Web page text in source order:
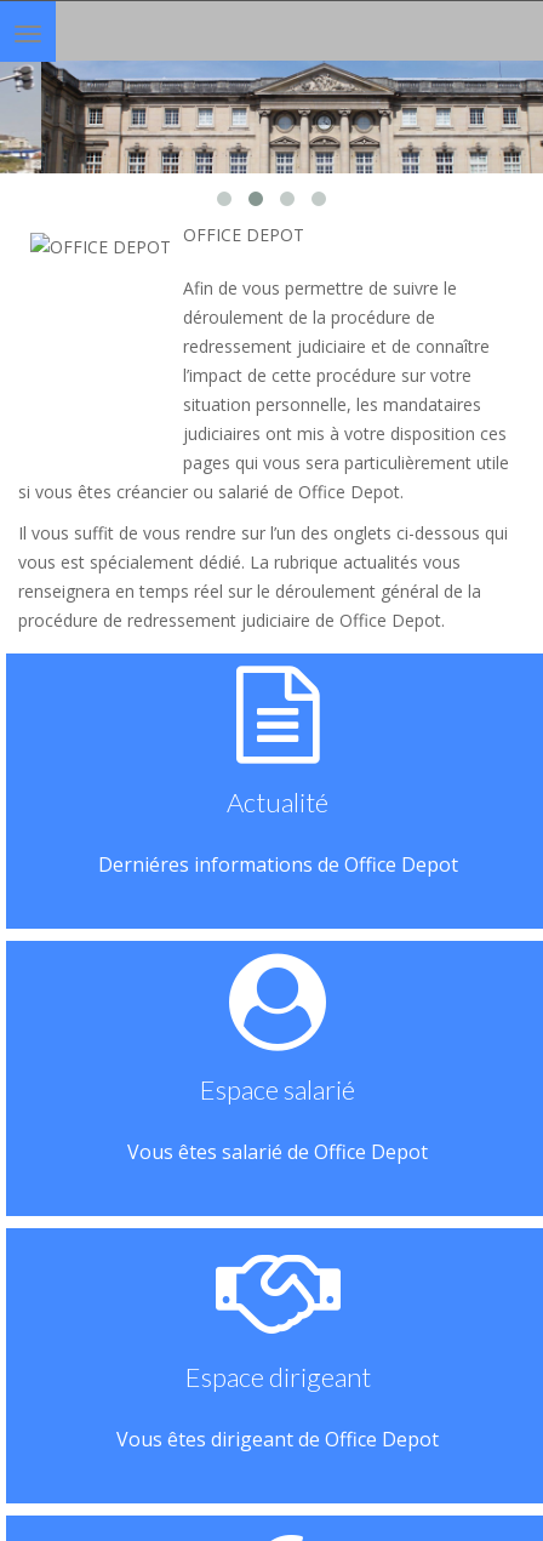
Toggle
navigation
OFFICE DEPOT
Afin de vous permettre de suivre le
déroulement de la procédure de
redressement judiciaire et de connaître
l’impact de cette procédure sur votre
situation personnelle, les mandataires
judiciaires ont mis à votre disposition ces
pages qui vous sera particulièrement utile
si vous êtes créancier ou salarié de Office Depot.
Il vous suffit de vous rendre sur l’un des onglets ci-dessous qui
vous est spécialement dédié. La rubrique actualités vous
renseignera en temps réel sur le déroulement général de la
procédure de redressement judiciaire de Office Depot.
Actualité
Derniéres informations de Office Depot
Espace salarié
Vous êtes salarié de Office Depot
Espace dirigeant
Vous êtes dirigeant de Office Depot